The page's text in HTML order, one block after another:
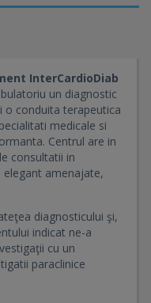
InterCardioDiab
un diagnostic
o conduita terapeutica
medicale si
Centrul are in
consultatii in
elegant amenajate,
diagnosticului şi,
indicat ne-a
cu un
paraclinice